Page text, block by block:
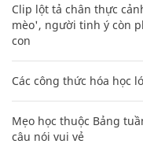
Clip lột tả chân thực
mèo', người tinh ý còn
con
Các công thức hóa học
Mẹo học thuộc Bảng
câu nói vui vẻ